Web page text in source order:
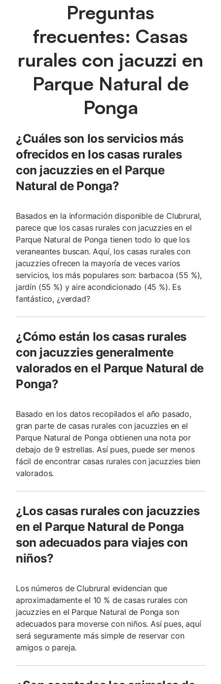
Preguntas
frecuentes: Casas
rurales con jacuzzi en
Parque Natural de
Ponga
¿Cuáles son los servicios más
ofrecidos en los casas rurales
con jacuzzies en el Parque
Natural de Ponga?
Basados en la información disponible de Clubrural,
parece que los casas rurales con jacuzzies en el
Parque Natural de Ponga tienen todo lo que los
veraneantes buscan. Aquí, los casas rurales con
jacuzzies ofrecen la mayoría de veces varios
servicios, los más populares son: barbacoa (55 %),
jardín (55 %) y aire acondicionado (45 %). Es
fantástico, ¿verdad?
¿Cómo están los casas rurales
con jacuzzies generalmente
valorados en el Parque Natural de
Ponga?
Basado en los datos recopilados el año pasado,
gran parte de casas rurales con jacuzzies en el
Parque Natural de Ponga obtienen una nota por
debajo de 9 estrellas. Así pues, puede ser menos
fácil de encontrar casas rurales con jacuzzies bien
valorados.
¿Los casas rurales con jacuzzies
en el Parque Natural de Ponga
son adecuados para viajes con
niños?
Los números de Clubrural evidencian que
aproximadamente el 10 % de casas rurales con
jacuzzies en el Parque Natural de Ponga son
adecuados para moverse con niños. Así pues, aquí
será seguramente más simple de reservar con
amigos o pareja.